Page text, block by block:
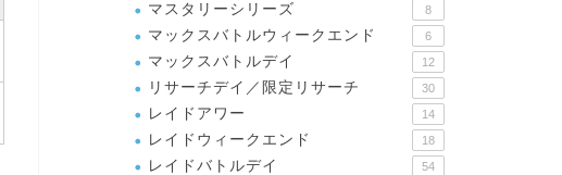
マスタリーシリーズ 8
マックスバトルウィークエンド 6
マックスバトルデイ 12
リサーチデイ／限定リサーチ 30
レイドアワー 14
レイドウィークエンド 18
レイドバトルデイ 54